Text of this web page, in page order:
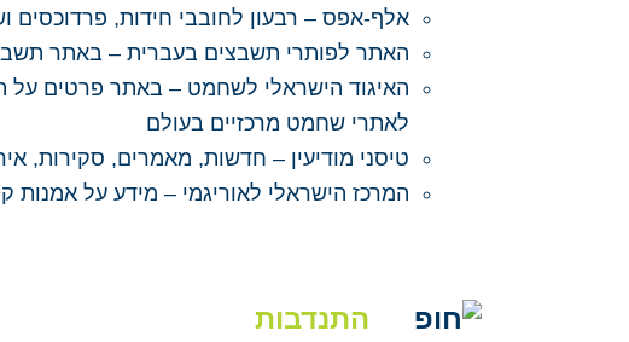
אלף-אפס – רבעון לחובבי חידות,
האתר לפותרי תשבצים בעברית – באתר
האיגוד הישראלי לשחמט – באתר פרטים על
לאתרי שחמט מרכזיים בעולם
טיסני מודיעין – חדשות, מאמרים, סקירות,
המרכז הישראלי לאוריגמי – מידע על אמנות
התנדבות